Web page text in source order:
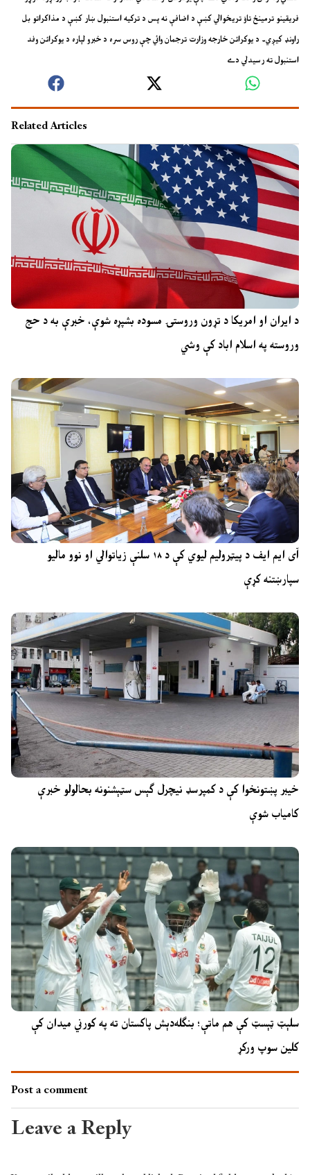
فريقينو ترمينځ تاؤ تريخوالي کښې د اضافې نه پس د ترکيه استنبول ښار کښې د مذاکراتو بل
راونډ کيږي۔ د يوکرائن خارجه وزارت ترجمان وائي چې روس سره د خبرو لپاره د يوکرائن وفد
استنبول ته رسيدلي دے
Related Articles
د ایران او امریکا د تړون وروستۍ مسوده بشپړه شوې، خبرې به د حج
وروسته په اسلام اباد کې وشي
آی ایم ایف د پیټرولیم لیوي کې د ۱۸ سلنې زیاتوالي او نوو مالیو
سپارښتنه کړې
خیبر پښتونخوا کې د کمپرسډ نیچرل ګېس سټېشنونه بحالولو خبرې
کامیاب شوې
سلېټ ټېسټ کې هم ماتې؛ بنګله‌دېش پاکستان ته په کورني میدان کې
کلین سوپ ورکړ
Post a comment
Leave a Reply